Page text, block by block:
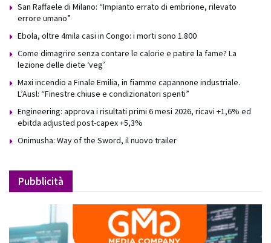
San Raffaele di Milano: “Impianto errato di embrione, rilevato
errore umano”
Ebola, oltre 4mila casi in Congo: i morti sono 1.800
Come dimagrire senza contare le calorie e patire la fame? La
lezione delle diete ‘veg’
Maxi incendio a Finale Emilia, in fiamme capannone industriale.
L’Ausl: “Finestre chiuse e condizionatori spenti”
Engineering: approva i risultati primi 6 mesi 2026, ricavi +1,6% ed
ebitda adjusted post-capex +5,3%
Onimusha: Way of the Sword, il nuovo trailer
Pubblicità